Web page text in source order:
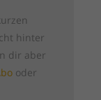
hinter
dir aber
oder